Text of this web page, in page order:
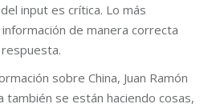
input es crítica. Lo más
de manera correcta
sobre China, Juan Ramón
también se están haciendo cosas,